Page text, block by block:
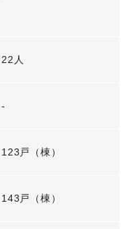
22人
-
123戸（棟）
143戸（棟）